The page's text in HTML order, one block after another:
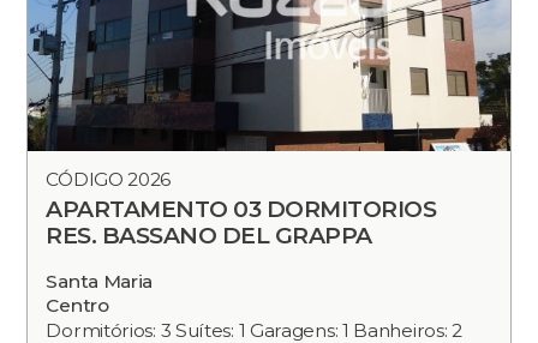
CÓDIGO 2026
APARTAMENTO 03 DORMITORIOS
RES. BASSANO DEL GRAPPA
Santa Maria
Centro
Dormitórios: 3 Suítes: 1 Garagens: 1 Banheiros: 2